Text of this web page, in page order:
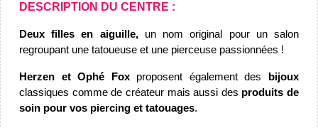
DESCRIPTION DU CENTRE :
Deux filles en aiguille, un nom original pour un salon
regroupant une tatoueuse et une pierceuse passionnées !
Herzen et Ophé Fox proposent également des bijoux
classiques comme de créateur mais aussi des produits de
soin pour vos piercing et tatouages.